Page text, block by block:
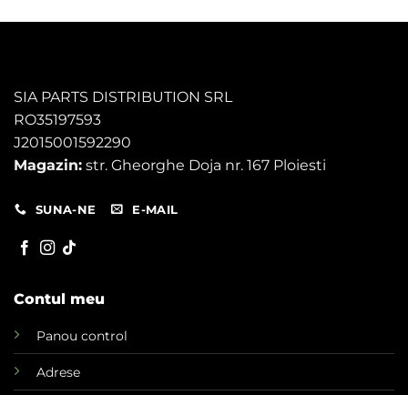
SIA PARTS DISTRIBUTION SRL
RO35197593
J2015001592290
Magazin: str. Gheorghe Doja nr. 167 Ploiesti
SUNA-NE E-MAIL
Contul meu
Panou control
Adrese